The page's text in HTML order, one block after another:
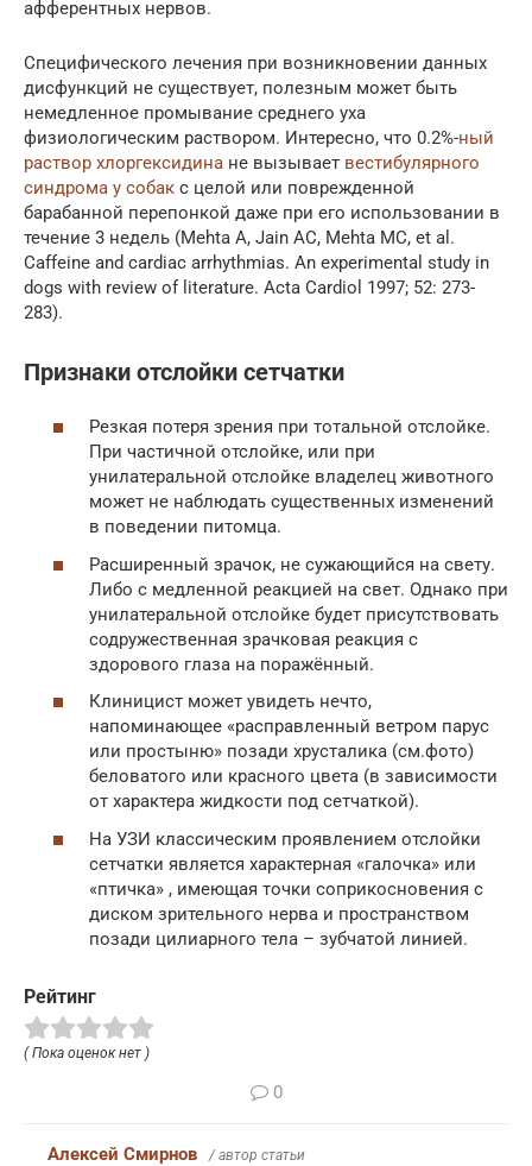
афферентных нервов.
Специфического лечения при возникновении данных
дисфункций не существует, полезным может быть
немедленное промывание среднего уха
физиологическим раствором. Интересно, что 0.2%-ный
раствор хлоргексидина не вызывает вестибулярного
синдрома у собак с целой или поврежденной
барабанной перепонкой даже при его использовании в
течение 3 недель (Mehta A, Jain AC, Mehta MC, et al.
Caffeine and cardiac arrhythmias. An experimental study in
dogs with review of literature. Acta Cardiol 1997; 52: 273-
283).
Признаки отслойки сетчатки
Резкая потеря зрения при тотальной отслойке.
При частичной отслойке, или при
унилатеральной отслойке владелец животного
может не наблюдать существенных изменений
в поведении питомца.
Расширенный зрачок, не сужающийся на свету.
Либо с медленной реакцией на свет. Однако при
унилатеральной отслойке будет присутствовать
содружественная зрачковая реакция с
здорового глаза на поражённый.
Клиницист может увидеть нечто,
напоминающее «расправленный ветром парус
или простыню» позади хрусталика (см.фото)
беловатого или красного цвета (в зависимости
от характера жидкости под сетчаткой).
На УЗИ классическим проявлением отслойки
сетчатки является характерная «галочка» или
«птичка» , имеющая точки соприкосновения с
диском зрительного нерва и пространством
позади цилиарного тела – зубчатой линией.
Рейтинг
( Пока оценок нет )
0
Алексей Смирнов / автор статьи